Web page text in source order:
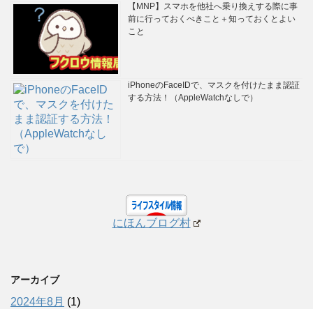
【MNP】スマホを他社へ乗り換えする際に事
前に行っておくべきこと＋知っておくとよい
こと
iPhoneのFaceIDで、マスクを付けたまま認証
する方法！（AppleWatchなしで）
にほんブログ村
アーカイブ
2024年8月 (1)